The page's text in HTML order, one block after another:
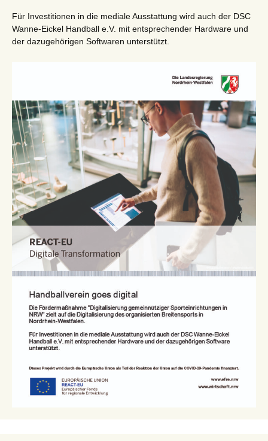
Für Investitionen in die mediale Ausstattung wird auch der DSC
Wanne-Eickel Handball e.V. mit entsprechender Hardware und
der dazugehörigen Softwaren unterstützt.